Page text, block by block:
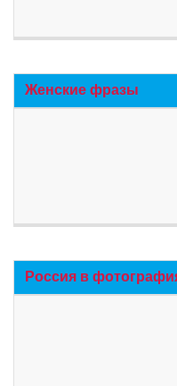
Женские фразы
Россия в